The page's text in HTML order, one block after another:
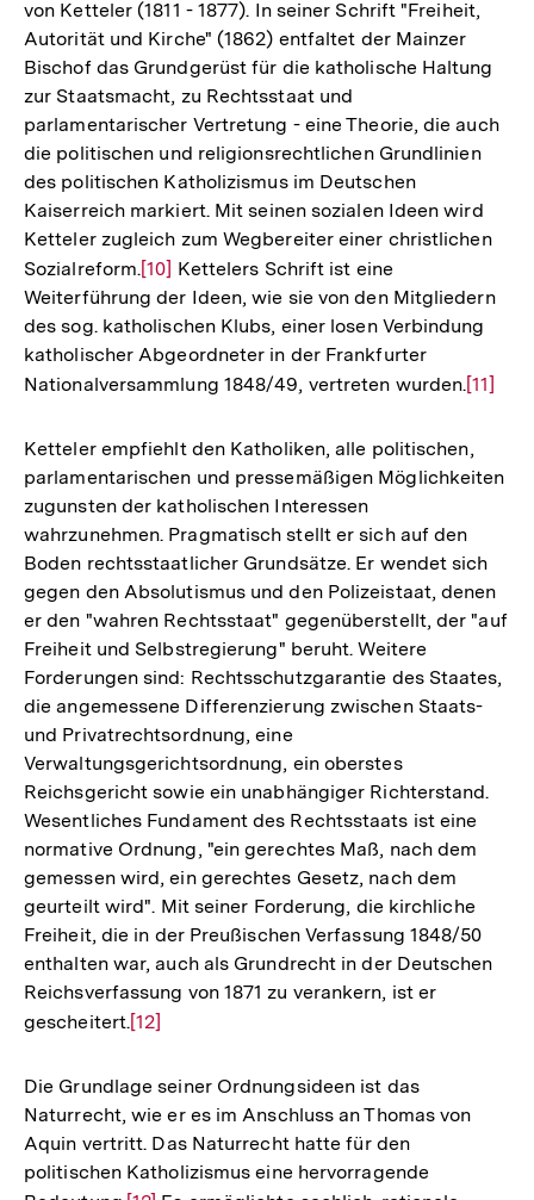
von Ketteler (1811 - 1877). In seiner Schrift "Freiheit,
Autorität und Kirche" (1862) entfaltet der Mainzer
Bischof das Grundgerüst für die katholische Haltung
zur Staatsmacht, zu Rechtsstaat und
parlamentarischer Vertretung - eine Theorie, die auch
die politischen und religionsrechtlichen Grundlinien
des politischen Katholizismus im Deutschen
Kaiserreich markiert. Mit seinen sozialen Ideen wird
Ketteler zugleich zum Wegbereiter einer christlichen
Sozialreform.Zur
Auflösung
der
Fußnote
[10] Kettelers Schrift ist eine
Weiterführung der Ideen, wie sie von den Mitgliedern
des sog. katholischen Klubs, einer losen Verbindung
katholischer Abgeordneter in der Frankfurter
Nationalversammlung 1848/49, vertreten wurden.Zur
der
[11]
Ketteler empfiehlt den Katholiken, alle politischen,
parlamentarischen und pressemäßigen Möglichkeiten
zugunsten der katholischen Interessen
wahrzunehmen. Pragmatisch stellt er sich auf den
Boden rechtsstaatlicher Grundsätze. Er wendet sich
gegen den Absolutismus und den Polizeistaat, denen
er den "wahren Rechtsstaat" gegenüberstellt, der "auf
Freiheit und Selbstregierung" beruht. Weitere
Forderungen sind: Rechtsschutzgarantie des Staates,
die angemessene Differenzierung zwischen Staats-
und Privatrechtsordnung, eine
Verwaltungsgerichtsordnung, ein oberstes
Reichsgericht sowie ein unabhängiger Richterstand.
Wesentliches Fundament des Rechtsstaats ist eine
normative Ordnung, "ein gerechtes Maß, nach dem
gemessen wird, ein gerechtes Gesetz, nach dem
geurteilt wird". Mit seiner Forderung, die kirchliche
Freiheit, die in der Preußischen Verfassung 1848/50
enthalten war, auch als Grundrecht in der Deutschen
Reichsverfassung von 1871 zu verankern, ist er
gescheitert.Zur
der
Fußnote
[12]
Die Grundlage seiner Ordnungsideen ist das
Naturrecht, wie er es im Anschluss an Thomas von
Aquin vertritt. Das Naturrecht hatte für den
politischen Katholizismus eine hervorragende